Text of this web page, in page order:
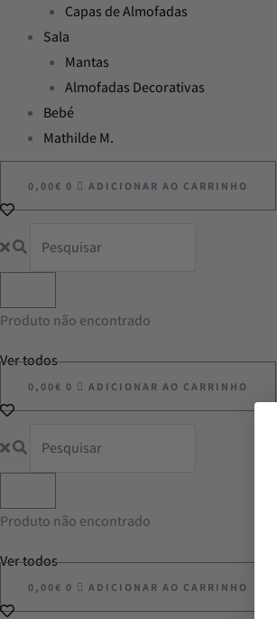
Capas de Almofadas
Sala
Mantas
Almofadas Decorativas
Bebé
Mathilde M.
0,00€ 0 ADICIONAR AO CARRINHO
Produto não encontrado
Ver todos
0,00€ 0 ADICIONAR AO CARRINHO
Produto não encontrado
Ver todos
0,00€ 0 ADICIONAR AO CARRINHO